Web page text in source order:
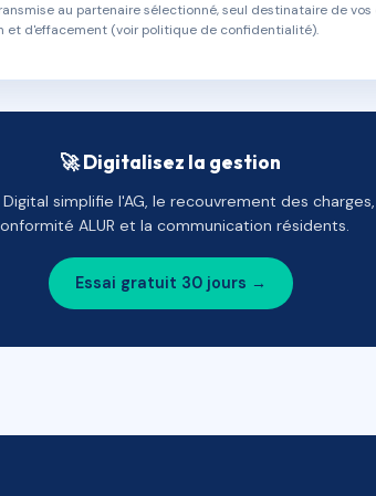
au partenaire sélectionné, seul destinataire de
et d'effacement (voir politique de confidentialité).
🚀 Digitalisez la gestion
simplifie l'AG, le recouvrement des
ALUR et la communication résidents.
Essai gratuit 30 jours →